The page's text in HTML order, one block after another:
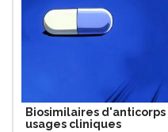
Biosimilaires
usages cliniques